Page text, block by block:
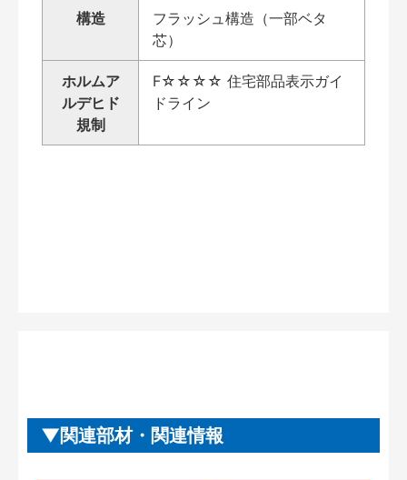
構造
フラッシュ構造（一部ベタ
芯）
ホルムア
ルデヒド
規制
F☆☆☆☆ 住宅部品表示ガイ
ドライン
関連部材・関連情報